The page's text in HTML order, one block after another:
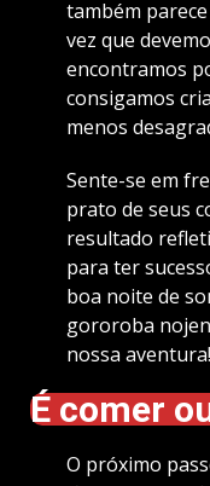
também
vez que
encontramos
consigamos
menos
Sente-se em
prato de seus
resultado
para ter
boa noite de
gororoba
nossa aventura!
É comer
O próximo